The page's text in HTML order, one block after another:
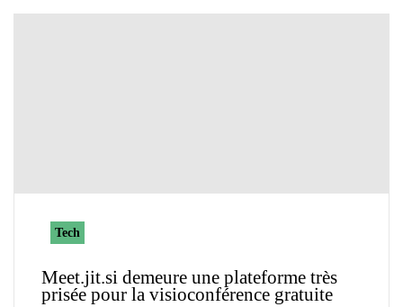
Tech
Meet.jit.si demeure une plateforme très
prisée pour la visioconférence gratuite